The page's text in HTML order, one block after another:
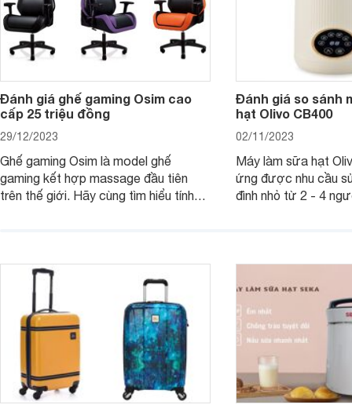
Đánh giá ghế gaming Osim cao
cấp 25 triệu đồng
29/12/2023
Ghế gaming Osim là model ghế
gaming kết hợp massage đầu tiên
trên thế giới. Hãy cùng tìm hiểu tính
Đánh giá so sánh
hạt Olivo CB400
02/11/2023
Máy làm sữa hạt
ứng được nhu cầu
đình nhỏ từ 2 - 4